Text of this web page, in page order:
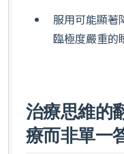
服用可能顯著
臨極度嚴重的
治療思維的
療而非單一